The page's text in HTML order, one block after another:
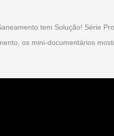
tem Solução! Série
os mini-documentários